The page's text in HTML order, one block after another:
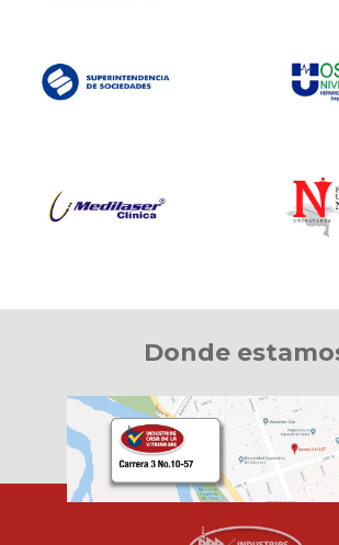
Donde